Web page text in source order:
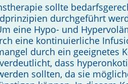
sollte
durchgeführt
eine Hypo- und
eine kontinuierliche
durch ein geeignetes
dass
sollten, da sie